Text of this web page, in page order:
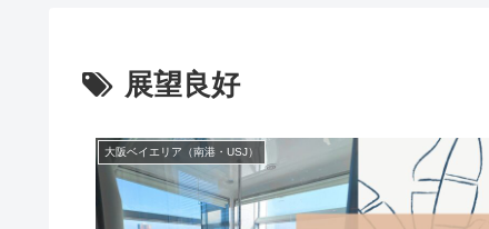
展望良好
大阪ベイエリア（南港・USJ）